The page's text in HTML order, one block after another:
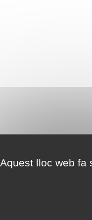
Aquest lloc web fa